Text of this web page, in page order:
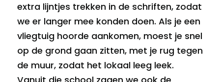
extra lijntjes trekken in de schriften, zodat
we er langer mee konden doen. Als je een
vliegtuig hoorde aankomen, moest je snel
op de grond gaan zitten, met je rug tegen
de muur, zodat het lokaal leeg leek.